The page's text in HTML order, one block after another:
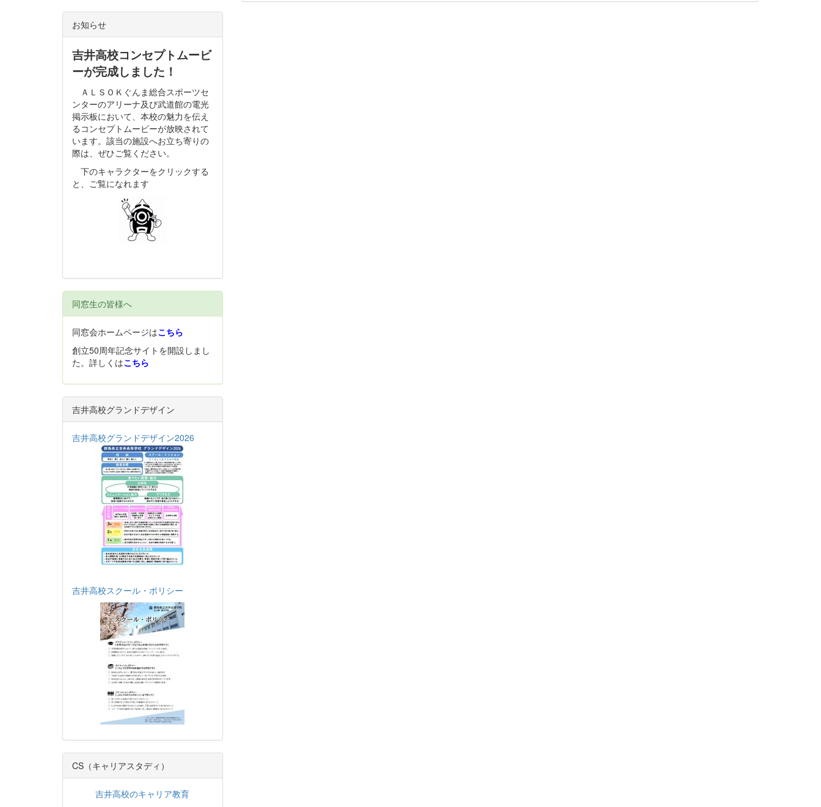
お知らせ
吉井高校コンセプトムービ
ーが完成しました！
ＡＬＳＯＫぐんま総合スポーツセ
ンターのアリーナ及び武道館の電光
掲示板において、本校の魅力を伝え
るコンセプトムービーが放映されて
います。該当の施設へお立ち寄りの
際は、ぜひご覧ください。
下のキャラクターをクリックする
と、ご覧になれます
同窓生の皆様へ
同窓会ホームページはこちら
創立50周年記念サイトを開設しまし
た。詳しくはこちら
吉井高校グランドデザイン
吉井高校グランドデザイン2026
吉井高校スクール・ポリシー
CS（キャリアスタディ）
吉井高校のキャリア教育